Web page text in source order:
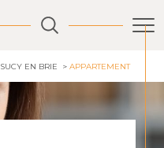
SUCY EN BRIE APPARTEMENT